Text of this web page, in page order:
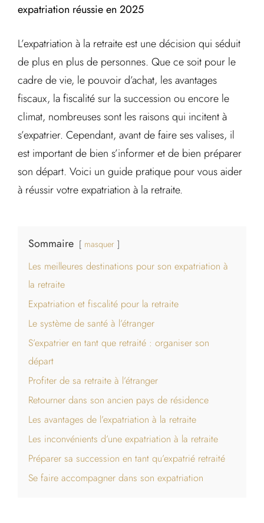
expatriation réussie en 2025
L’expatriation à la retraite est une décision qui séduit
de plus en plus de personnes. Que ce soit pour le
cadre de vie, le pouvoir d’achat, les avantages
fiscaux, la fiscalité sur la succession ou encore le
climat, nombreuses sont les raisons qui incitent à
s’expatrier. Cependant, avant de faire ses valises, il
est important de bien s’informer et de bien préparer
son départ. Voici un guide pratique pour vous aider
à réussir votre expatriation à la retraite.
Sommaire masquer
Les meilleures destinations pour son expatriation à
la retraite
Expatriation et fiscalité pour la retraite
Le système de santé à l’étranger
S’expatrier en tant que retraité : organiser son
départ
Profiter de sa retraite à l’étranger
Retourner dans son ancien pays de résidence
Les avantages de l’expatriation à la retraite
Les inconvénients d’une expatriation à la retraite
Préparer sa succession en tant qu’expatrié retraité
Se faire accompagner dans son expatriation